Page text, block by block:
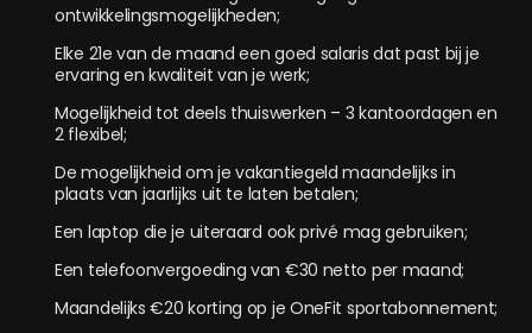
ontwikkelingsmogelijkheden;
Elke 21e van de maand een goed salaris dat past bij je
ervaring en kwaliteit van je werk;
Mogelijkheid tot deels thuiswerken – 3 kantoordagen en
2 flexibel;
De mogelijkheid om je vakantiegeld maandelijks in
plaats van jaarlijks uit te laten betalen;
Een laptop die je uiteraard ook privé mag gebruiken;
Een telefoonvergoeding van €30 netto per maand;
Maandelijks €20 korting op je OneFit sportabonnement;